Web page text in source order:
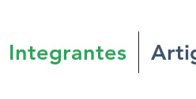
Integrantes